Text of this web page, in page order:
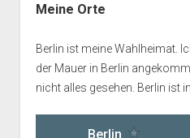
Meine Orte
Berlin ist meine Wahlheimat.
der Mauer in Berlin
nicht alles gesehen. Berlin ist